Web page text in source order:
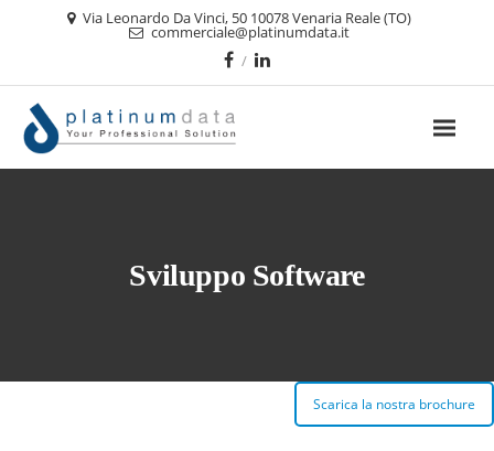
Via Leonardo Da Vinci, 50 10078 Venaria Reale (TO)
commerciale@platinumdata.it
Sviluppo Software
Scarica la nostra brochure